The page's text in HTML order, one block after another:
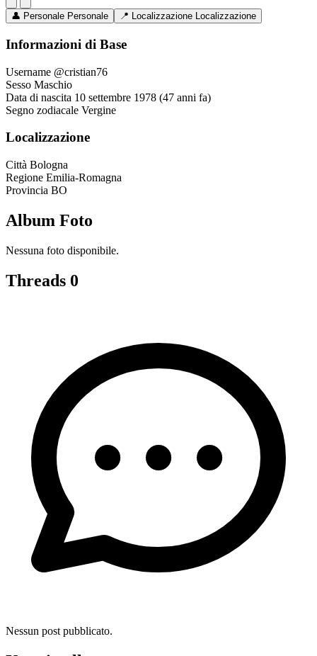
👤 Personale Personale 📍 Localizzazione Localizzazione
Informazioni di Base
Username @cristian76
Sesso Maschio
Data di nascita 10 settembre 1978 (47 anni fa)
Segno zodiacale Vergine
Localizzazione
Città Bologna
Regione Emilia-Romagna
Provincia BO
Album Foto
Nessuna foto disponibile.
Threads 0
Nessun post pubblicato.